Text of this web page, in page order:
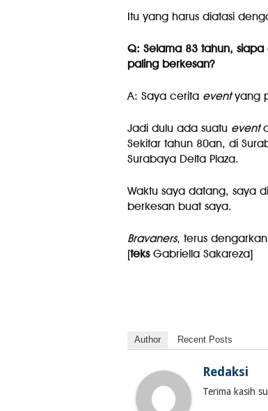
Itu yang harus diatasi
Q: Selama 83 tahun,
paling berkesan?
A: Saya cerita eventyang
Jadi dulu ada suatu event
Sekitar tahun 80an, di
Surabaya Delta Plaza.
Waktu saya datang, saya
berkesan buat saya.
Bravaners, terus
[teksGabriella Sakareza]
Author Recent Posts
Redaksi
Terima kasih